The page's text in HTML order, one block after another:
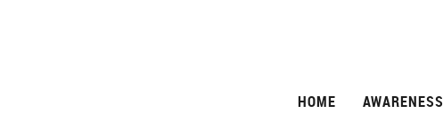
HOME AWARENESS